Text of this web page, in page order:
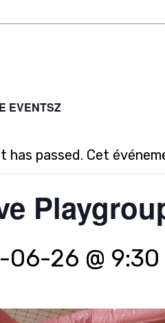
EVENTSZ
has passed. Cet
26 @ 9:30